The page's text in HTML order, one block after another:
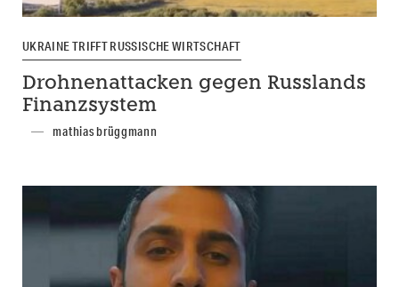
UKRAINE TRIFFT RUSSISCHE WIRTSCHAFT
Drohnenattacken gegen Russlands
Finanzsystem
mathias brüggmann